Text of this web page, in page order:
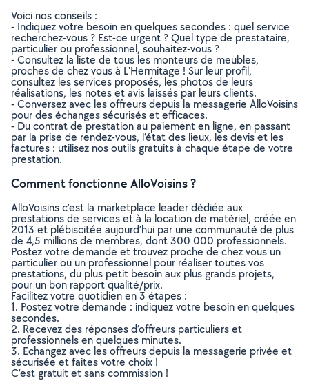
Voici nos conseils :
- Indiquez votre besoin en quelques secondes : quel service
recherchez-vous ? Est-ce urgent ? Quel type de prestataire,
particulier ou professionnel, souhaitez-vous ?
- Consultez la liste de tous les monteurs de meubles,
proches de chez vous à L'Hermitage ! Sur leur profil,
consultez les services proposés, les photos de leurs
réalisations, les notes et avis laissés par leurs clients.
- Conversez avec les offreurs depuis la messagerie AlloVoisins
pour des échanges sécurisés et efficaces.
- Du contrat de prestation au paiement en ligne, en passant
par la prise de rendez-vous, l’état des lieux, les devis et les
factures : utilisez nos outils gratuits à chaque étape de votre
prestation.
Comment fonctionne AlloVoisins ?
AlloVoisins c’est la marketplace leader dédiée aux
prestations de services et à la location de matériel, créée en
2013 et plébiscitée aujourd’hui par une communauté de plus
de 4,5 millions de membres, dont 300 000 professionnels.
Postez votre demande et trouvez proche de chez vous un
particulier ou un professionnel pour réaliser toutes vos
prestations, du plus petit besoin aux plus grands projets,
pour un bon rapport qualité/prix.
Facilitez votre quotidien en 3 étapes :
1. Postez votre demande : indiquez votre besoin en quelques
secondes.
2. Recevez des réponses d’offreurs particuliers et
professionnels en quelques minutes.
3. Echangez avec les offreurs depuis la messagerie privée et
sécurisée et faites votre choix !
C’est gratuit et sans commission !